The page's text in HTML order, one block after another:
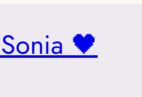
🖤